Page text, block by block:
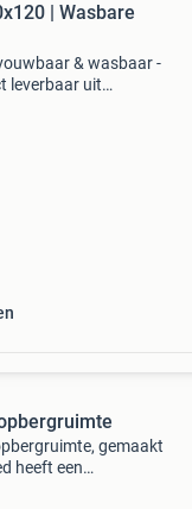
| Wasbare
& wasbaar -
leverbaar uit
gemaakt
heeft een